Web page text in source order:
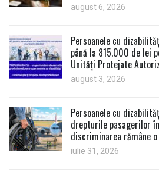
august 6, 2026
Persoanele cu
până la 815.000 de lei
Unități Protejate
august 3, 2026
Persoanele cu
drepturile pasagerilor în
discriminarea rămâne
iulie 31, 2026